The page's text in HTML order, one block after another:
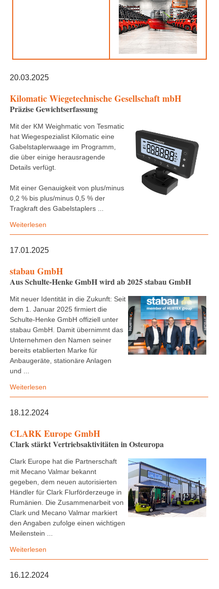
20.03.2025
Kilomatic Wiegetechnische Gesellschaft mbH
Präzise Gewichtserfassung
Mit der KM Weighmatic von Tesmatic
hat Wiegespezialist Kilomatic eine
Gabelstaplerwaage im Programm,
die über einige herausragende
Details verfügt.
Mit einer Genauigkeit von plus/minus
0,2 % bis plus/minus 0,5 % der
Tragkraft des Gabelstaplers ...
Weiterlesen
17.01.2025
stabau GmbH
Aus Schulte-Henke GmbH wird ab 2025 stabau GmbH
Mit neuer Identität in die Zukunft: Seit
dem 1. Januar 2025 firmiert die
Schulte-Henke GmbH offiziell unter
stabau GmbH. Damit übernimmt das
Unternehmen den Namen seiner
bereits etablierten Marke für
Anbaugeräte, stationäre Anlagen
und ...
Weiterlesen
18.12.2024
CLARK Europe GmbH
Clark stärkt Vertriebsaktivitäten in Osteuropa
Clark Europe hat die Partnerschaft
mit Mecano Valmar bekannt
gegeben, dem neuen autorisierten
Händler für Clark Flurförderzeuge in
Rumänien. Die Zusammenarbeit von
Clark und Mecano Valmar markiert
den Angaben zufolge einen wichtigen
Meilenstein ...
Weiterlesen
16.12.2024